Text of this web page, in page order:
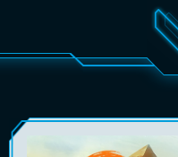
ФИЛЬМЫ
КОНФЕРЕНЦИИ